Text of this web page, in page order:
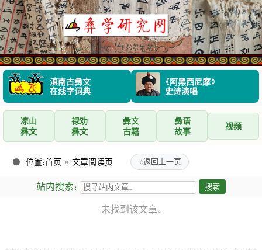
滇南古彝文
在线字词典
《阿黑西尼摩》
史诗演唱
凉山
彝文
禄劝
彝文
彝文
古籍
彝语
故事
视频
位置：首页 » 文章阅读页 «返回上一页
站内搜索：
未找到该文章。